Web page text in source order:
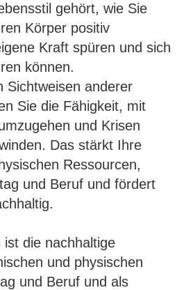
gehört, wie Sie
Körper positiv
Kraft spüren und sich
können.
Sichtweisen anderer
Sie die Fähigkeit, mit
und Krisen
Das stärkt Ihre
Ressourcen,
und Beruf und fördert
die nachhaltige
und physischen
und Beruf und als